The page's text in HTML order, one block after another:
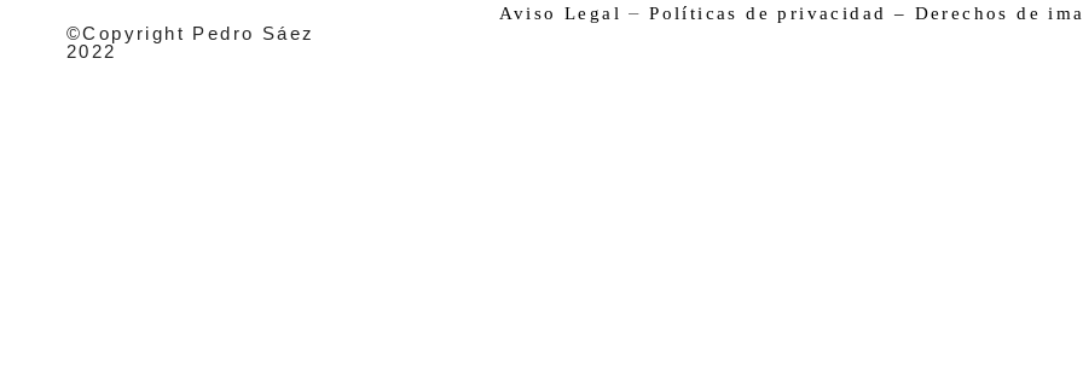
©Copyright Pedro Sáez
2022
Aviso Legal –Políticas de privacidad – Derechos de